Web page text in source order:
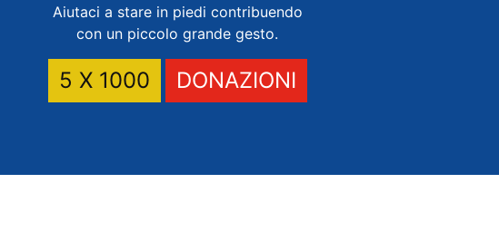
Aiutaci a stare in piedi contribuendo
con un piccolo grande gesto.
5 X 1000 DONAZIONI